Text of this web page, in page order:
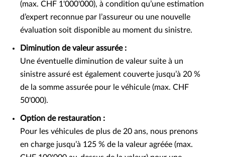
(max. CHF 1'000'000), à condition qu’une estimation
d’expert reconnue par l’assureur ou une nouvelle
évaluation soit disponible au moment du sinistre.
Diminution de valeur assurée :
Une éventuelle diminution de valeur suite à un
sinistre assuré est également couverte jusqu’à 20 %
de la somme assurée pour le véhicule (max. CHF
50'000).
Option de restauration :
Pour les véhicules de plus de 20 ans, nous prenons
en charge jusqu’à 125 % de la valeur agréée (max.